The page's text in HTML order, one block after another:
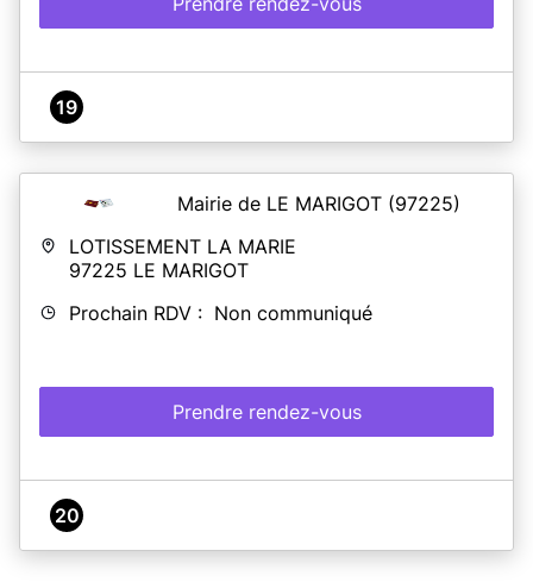
19
Mairie de LE MARIGOT (97225)
LOTISSEMENT LA MARIE
97225 LE MARIGOT
Prochain RDV : Non communiqué
Prendre rendez-vous
20